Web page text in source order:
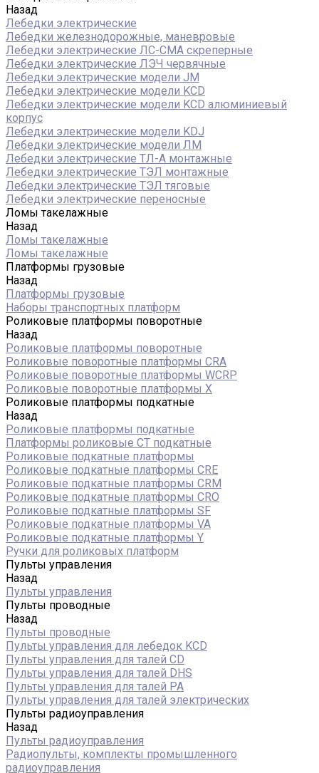
Назад
Лебедки электрические
Лебедки железнодорожные, маневровые
Лебедки электрические ЛС-СМА скреперные
Лебедки электрические ЛЭЧ червячные
Лебедки электрические модели JM
Лебедки электрические модели KCD
Лебедки электрические модели KCD алюминиевый
корпус
Лебедки электрические модели KDJ
Лебедки электрические модели ЛМ
Лебедки электрические ТЛ-А монтажные
Лебедки электрические ТЭЛ монтажные
Лебедки электрические ТЭЛ тяговые
Лебедки электрические переносные
Ломы такелажные
Назад
Ломы такелажные
Ломы такелажные
Платформы грузовые
Назад
Платформы грузовые
Наборы транспортных платформ
Роликовые платформы поворотные
Назад
Роликовые платформы поворотные
Роликовые поворотные платформы CRA
Роликовые поворотные платформы WCRP
Роликовые поворотные платформы X
Роликовые платформы подкатные
Назад
Роликовые платформы подкатные
Платформы роликовые СТ подкатные
Роликовые подкатные платформы
Роликовые подкатные платформы CRE
Роликовые подкатные платформы CRM
Роликовые подкатные платформы CRO
Роликовые подкатные платформы SF
Роликовые подкатные платформы VA
Роликовые подкатные платформы Y
Ручки для роликовых платформ
Пульты управления
Назад
Пульты управления
Пульты проводные
Назад
Пульты проводные
Пульты управления для лебедок KCD
Пульты управления для талей CD
Пульты управления для талей DHS
Пульты управления для талей РА
Пульты управления для талей электрических
Пульты радиоуправления
Назад
Пульты радиоуправления
Радиопульты, комплекты промышленного
радиоуправления